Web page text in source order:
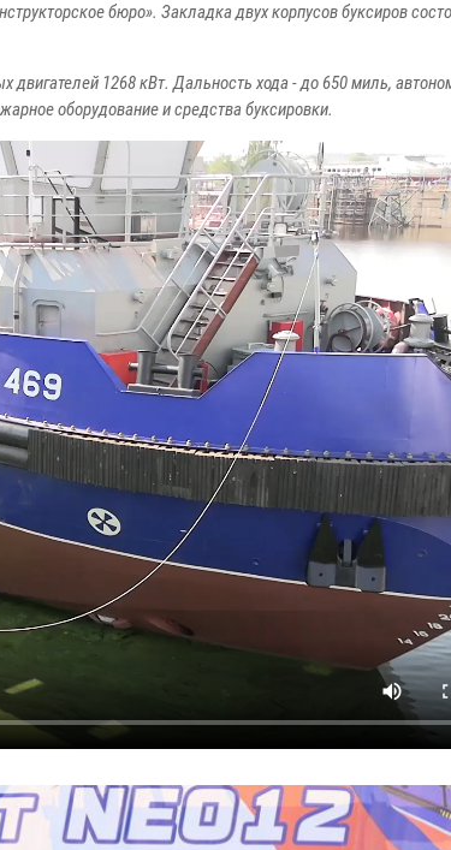
бюро». Закладка двух корпусов буксиров
1268 кВт. Дальность хода - до 650 миль,
оборудование и средства буксировки.